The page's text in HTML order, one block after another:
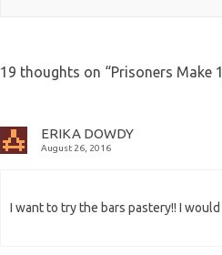
19 thoughts on “Prisoners Make
ERIKA DOWDY
August 26, 2016
I want to try the bars pastery!! I